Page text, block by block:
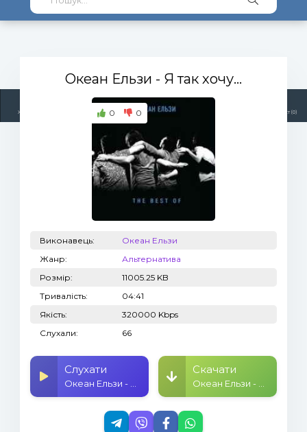
Жанри Топ 100 Тренди Плейлист (0)
Океан Ельзи - Я так хочу...
0 0
Виконавець:
Океан Ельзи
Жанр:
Альтернатива
Розмір:
11005.25 KB
Тривалість:
04:41
Якість:
320000 Kbps
Слухали:
66
Слухати Скачати